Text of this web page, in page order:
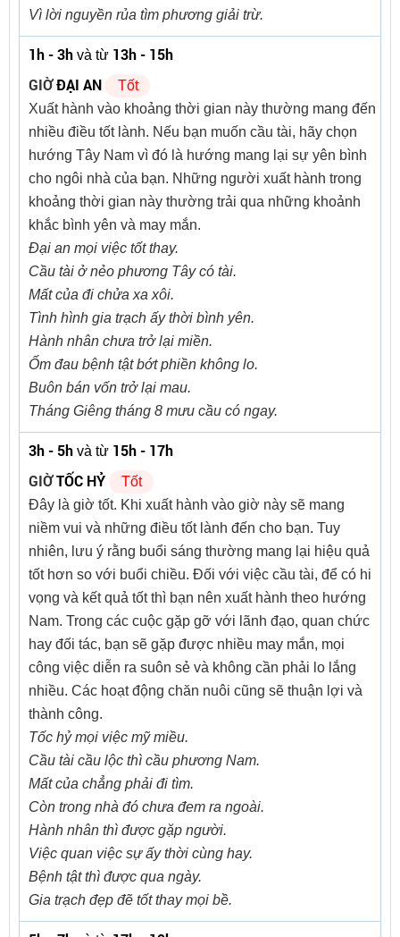
Vì lời nguyền rủa tìm phương giải trừ.
1h - 3h và từ 13h - 15h
GIỜĐẠI AN
Tốt
Xuất hành vào khoảng thời gian này thường mang đến
nhiều điều tốt lành. Nếu bạn muốn cầu tài, hãy chọn
hướng Tây Nam vì đó là hướng mang lại sự yên bình
cho ngôi nhà của bạn. Những người xuất hành trong
khoảng thời gian này thường trải qua những khoảnh
khắc bình yên và may mắn.
Đại an mọi việc tốt thay.
Cầu tài ở nẻo phương Tây có tài.
Mất của đi chửa xa xôi.
Tình hình gia trạch ấy thời bình yên.
Hành nhân chưa trở lại miền.
Ốm đau bệnh tật bớt phiền không lo.
Buôn bán vốn trở lại mau.
Tháng Giêng tháng 8 mưu cầu có ngay.
3h - 5h và từ 15h - 17h
GIỜTỐC HỶ
Tốt
Đây là giờ tốt. Khi xuất hành vào giờ này sẽ mang
niềm vui và những điều tốt lành đến cho bạn. Tuy
nhiên, lưu ý rằng buổi sáng thường mang lại hiệu quả
tốt hơn so với buổi chiều. Đối với việc cầu tài, để có hi
vọng và kết quả tốt thì bạn nên xuất hành theo hướng
Nam. Trong các cuộc gặp gỡ với lãnh đạo, quan chức
hay đối tác, bạn sẽ gặp được nhiều may mắn, mọi
công việc diễn ra suôn sẻ và không cần phải lo lắng
nhiều. Các hoạt động chăn nuôi cũng sẽ thuận lợi và
thành công.
Tốc hỷ mọi việc mỹ miều.
Cầu tài cầu lộc thì cầu phương Nam.
Mất của chẳng phải đi tìm.
Còn trong nhà đó chưa đem ra ngoài.
Hành nhân thì được gặp người.
Việc quan việc sự ấy thời cùng hay.
Bệnh tật thì được qua ngày.
Gia trạch đẹp đẽ tốt thay mọi bề.